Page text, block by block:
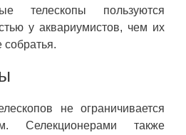
телескопы пользуются
у аквариумистов, чем их
собратья.
не ограничивается
также